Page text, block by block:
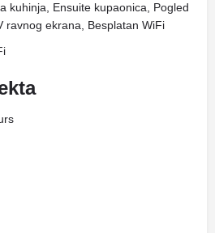
kuhinja, Ensuite kupaonica, Pogled
ravnog ekrana, Besplatan WiFi